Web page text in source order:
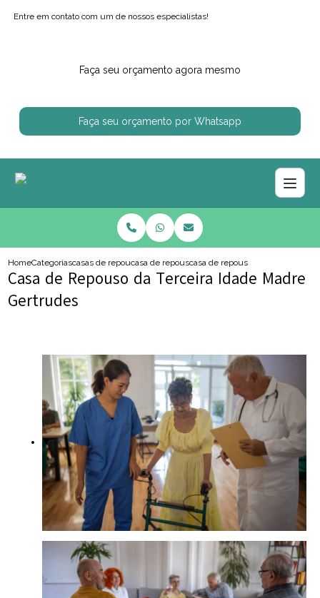
Entre em contato com um de nossos especialistas!
Faça seu orçamento agora mesmo
Faça seu orçamento por Whatsapp
HomeCategoriascasas de repousocasa de repouso particularcasa de repouso da terceira
Casa de Repouso da Terceira Idade Madre
Gertrudes